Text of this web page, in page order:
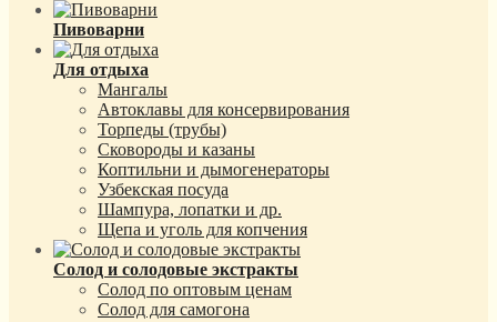
Пивоварни
Для отдыха
Мангалы
Автоклавы для консервирования
Торпеды (трубы)
Сковороды и казаны
Коптильни и дымогенераторы
Узбекская посуда
Шампура, лопатки и др.
Щепа и уголь для копчения
Солод и солодовые экстракты
Солод по оптовым ценам
Солод для самогона